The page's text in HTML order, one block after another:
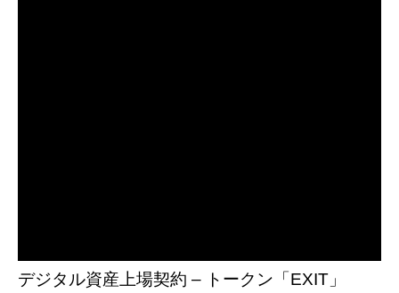
デジタル資産上場契約 – トークン「EXIT」